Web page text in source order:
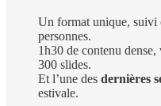
Un format unique, suivi
personnes.
1h30 de contenu
300 slides.
Et l’une des dernières
estivale.